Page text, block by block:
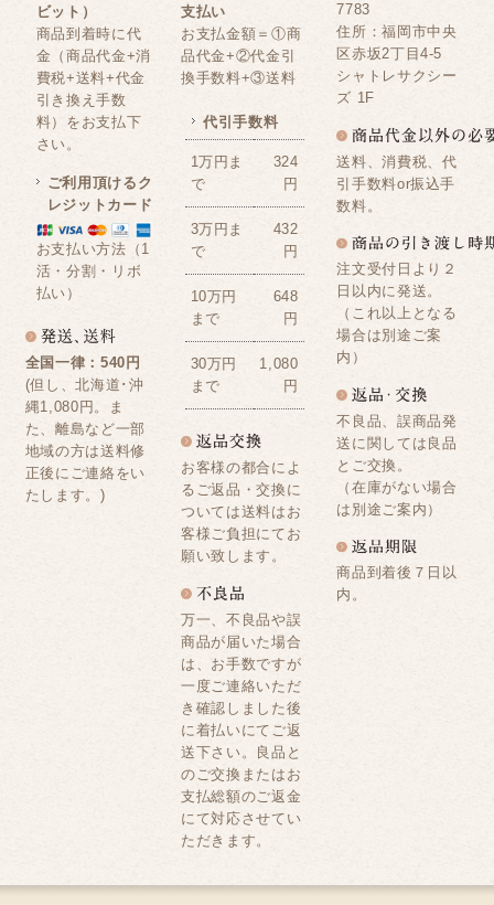
ビット）
商品到着時に代
金（商品代金+消
費税+送料+代金
引き換え手数
料）をお支払下
さい。
ご利用頂けるク
レジットカード
お支払い方法（1
活・分割・リボ
払い）
全国一律：540円
(但し、北海道･沖
縄1,080円。ま
た、離島など一部
地域の方は送料修
正後にご連絡をい
たします。)
支払い
お支払金額＝①商
品代金+②代金引
換手数料+③送料
代引手数料
1万円ま
で
324
円
3万円ま
で
432
円
10万円
まで
648
円
30万円
まで
1,080
円
お客様の都合によ
るご返品・交換に
ついては送料はお
客様ご負担にてお
願い致します。
万一、不良品や誤
商品が届いた場合
は、お手数ですが
一度ご連絡いただ
き確認しました後
に着払いにてご返
送下さい。良品と
のご交換またはお
支払総額のご返金
にて対応させてい
ただきます。
7783
住所：福岡市中央
区赤坂2丁目4-5
シャトレサクシー
ズ 1F
送料、消費税、代
引手数料or振込手
数料。
注文受付日より２
日以内に発送。
（これ以上となる
場合は別途ご案
内）
不良品、誤商品発
送に関しては良品
とご交換。
（在庫がない場合
は別途ご案内）
商品到着後７日以
内。